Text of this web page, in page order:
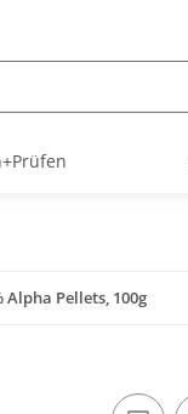
Pellets, 100g